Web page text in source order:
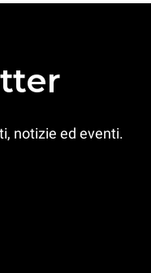
notizie ed eventi.